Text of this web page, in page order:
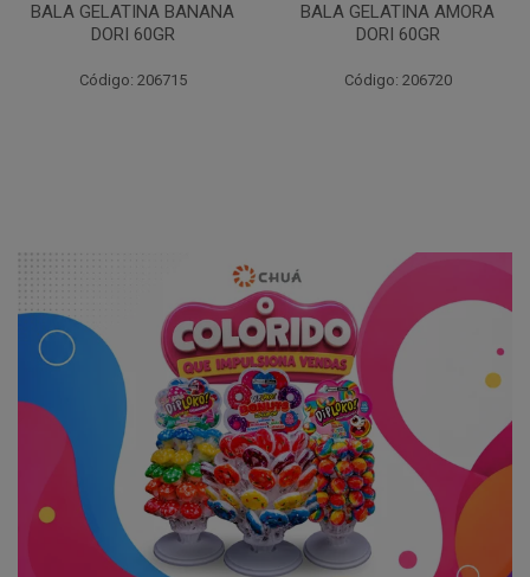
BALA GELATINA BANANA
DORI 60GR
Código: 206715
BALA GELATINA AMORA
DORI 60GR
Código: 206720